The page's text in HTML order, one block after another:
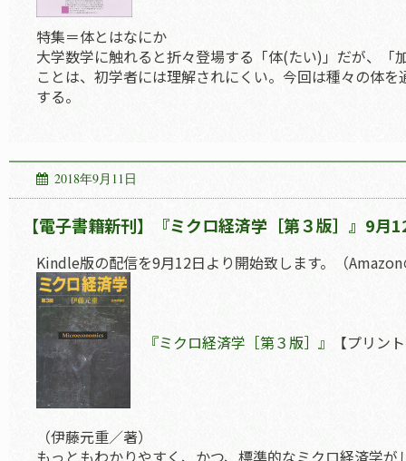
特集＝体とはなにか
大学数学に触れると折々登場する「体(たい)」だが、「
ことは、初学者には理解されにくい。今回は種々の体
する。
2018年9月11日
【電子書籍新刊】『ミクロ経済学［第３版］』9月
Kindle版の配信を9月12日より開始致します。（
『ミクロ経済学［第３版］』 【プリン
（伊藤元重／著）
もっともわかりやすく、かつ、標準的なミクロ経済学